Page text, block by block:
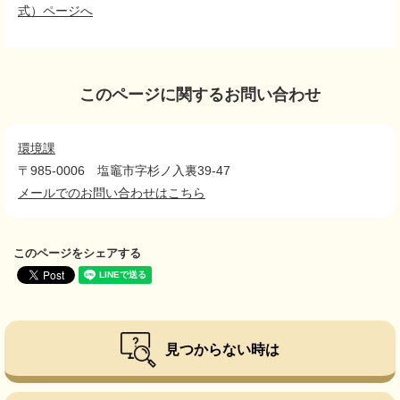
式）ページへ
このページに関するお問い合わせ
環境課
〒985-0006
塩竈市字杉ノ入裏39-47
メールでのお問い合わせはこちら
このページをシェアする
見つからない時は